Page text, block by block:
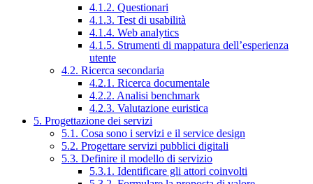
4.1.2. Questionari
4.1.3. Test di usabilità
4.1.4. Web analytics
4.1.5. Strumenti di mappatura dell’esperienza
utente
4.2. Ricerca secondaria
4.2.1. Ricerca documentale
4.2.2. Analisi benchmark
4.2.3. Valutazione euristica
5. Progettazione dei servizi
5.1. Cosa sono i servizi e il service design
5.2. Progettare servizi pubblici digitali
5.3. Definire il modello di servizio
5.3.1. Identificare gli attori coinvolti